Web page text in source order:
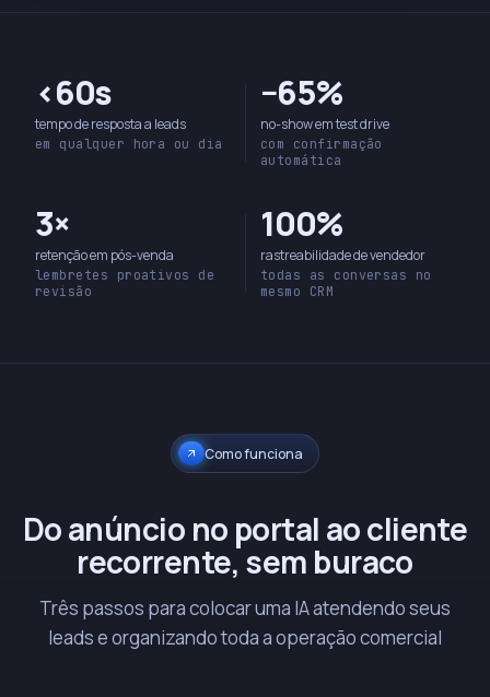
<60s
tempo de resposta a leads
em qualquer hora ou dia
−65%
no-show em test drive
com confirmação
automática
3×
retenção em pós-venda
lembretes proativos de
revisão
100%
rastreabilidade de vendedor
todas as conversas no
mesmo CRM
Como funciona
Do anúncio no portal ao cliente
recorrente, sem buraco
Três passos para colocar uma IA atendendo seus
leads e organizando toda a operação comercial